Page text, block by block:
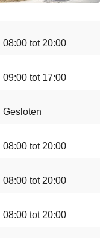
08:00 tot 20:00
09:00 tot 17:00
Gesloten
08:00 tot 20:00
08:00 tot 20:00
08:00 tot 20:00